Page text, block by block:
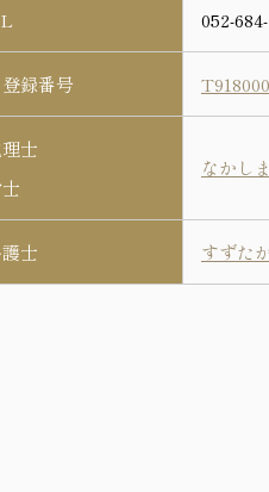
052-
録番号
士
なかし
士 すずた